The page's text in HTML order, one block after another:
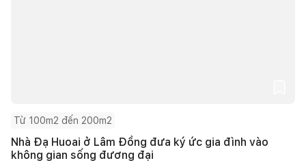
Từ 100m2 đến 200m2
Nhà Đạ Huoai ở Lâm Đồng đưa ký ức gia đình vào
không gian sống đương đại